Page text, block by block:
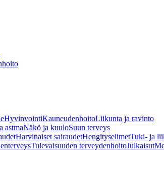
HyvinvointiKauneudenhoitoLiikunta ja ravinto
astmaNäkö ja kuuloSuun terveys
Harvinaiset sairaudetHengityselimetTuki- ja
Tulevaisuuden terveydenhoitoJulkaisut